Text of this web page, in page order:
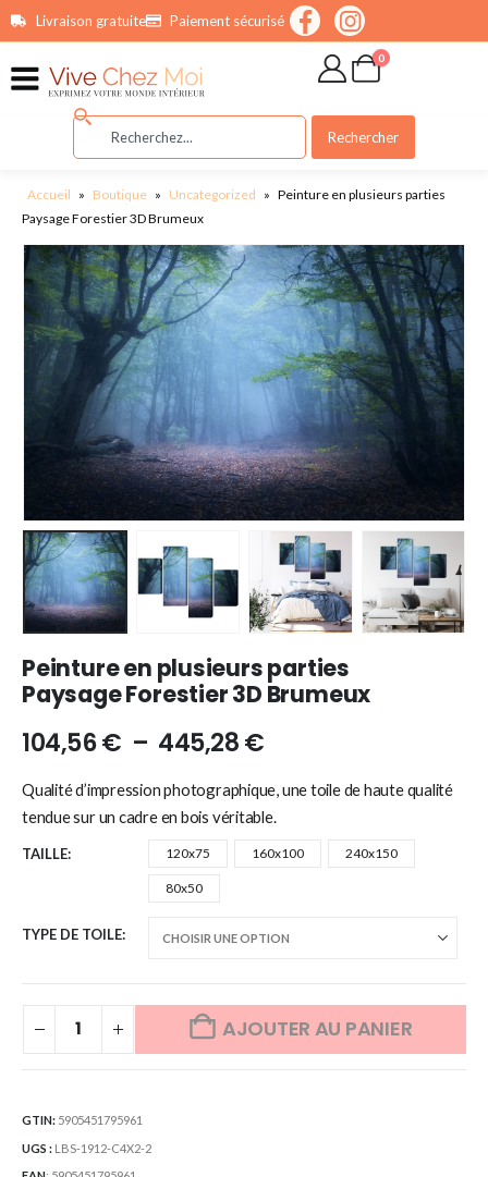
principalLivraison gratuite Paiement sécurisé
0
Rechercher
Accueil » Boutique » Uncategorized » Peinture en plusieurs parties
Paysage Forestier 3D Brumeux
Peinture en plusieurs parties
Paysage Forestier 3D Brumeux
104,56€ – 445,28€
Qualité d’impression photographique, une toile de haute qualité
tendue sur un cadre en bois véritable.
TAILLE 120x75 160x100 240x150
80x50
TYPE DE TOILE
AJOUTER AU PANIER
GTIN: 5905451795961
UGS : LBS-1912-C4X2-2